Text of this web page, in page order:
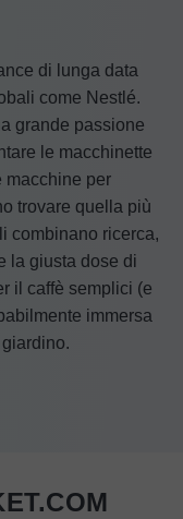
di lunga data
come Nestlé.
grande passione
le macchinette
macchine per
trovare quella più
combinano ricerca,
la giusta dose di
il caffè semplici (e
immersa